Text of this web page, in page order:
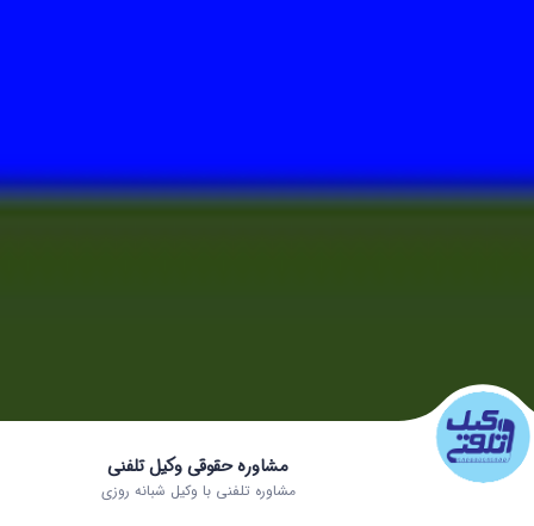
مشاوره حقوقی وکیل تلفنی
مشاوره تلفنی با وکیل شبانه روزی